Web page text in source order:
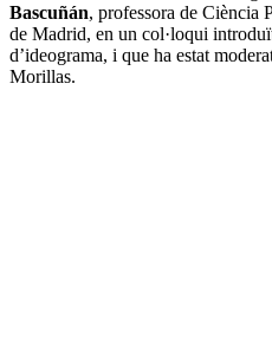
Bascuñán, professora de Ciència
de Madrid, en un col·loqui
d’ideograma, i que ha estat
Morillas.